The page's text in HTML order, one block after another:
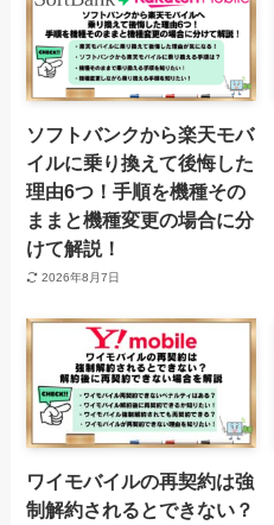
ソフトバンクから楽天モバ
イルに乗り換えて後悔した
理由6つ！手順を機種その
ままと機種変更の場合に分
けて解説！
2026年8月7日
ワイモバイルの再契約は強
制解約されるとできない？